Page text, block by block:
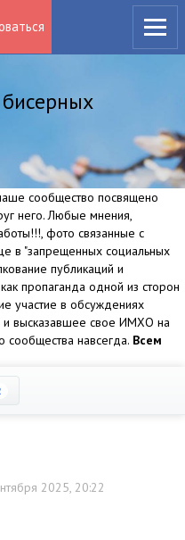
сообщество посвящено
него. Любые мнения,
фото связанные с
в "запрещенных социальных
публикаций и
пропаганда одной из сторон
участие в обсуждениях
и высказавшее свое ИМХО на
сообщества навсегда. Всем
2025, 20:22